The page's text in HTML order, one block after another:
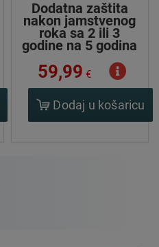
Dodatna zaštita
nakon jamstvenog
roka sa 2 ili 3
godine na 5 godina
59,99 €
Dodaj u košaricu